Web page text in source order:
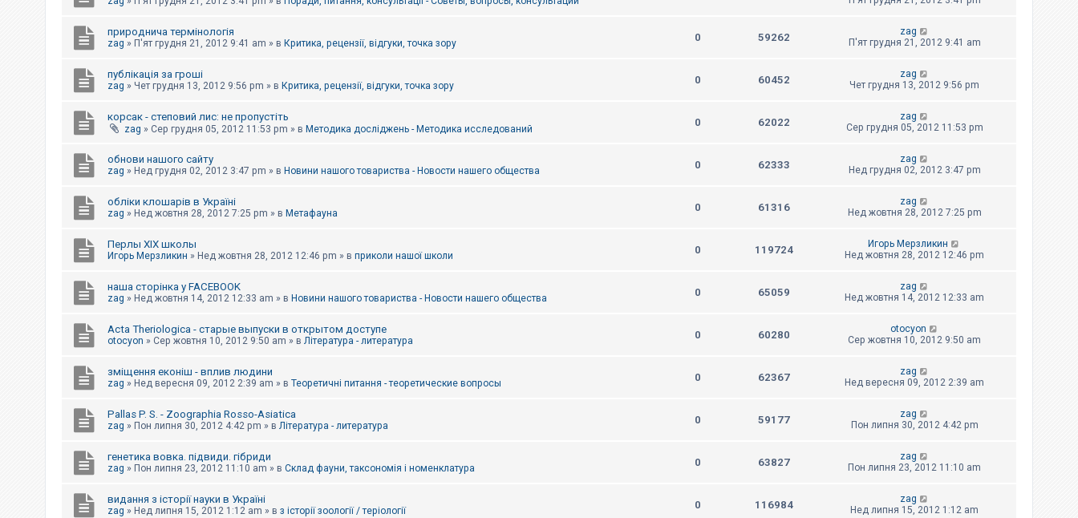
природнича термінологія
zag » П'ят грудня 21, 2012 9:41 am » в Критика, рецензії, відгуки, точка зору 0 59262
zag
П'ят грудня 21, 2012 9:41 am
публікація за гроші
zag » Чет грудня 13, 2012 9:56 pm » в Критика, рецензії, відгуки, точка зору 0 60452
zag
Чет грудня 13, 2012 9:56 pm
корсак - степовий лис: не пропустіть
zag » Сер грудня 05, 2012 11:53 pm » в Методика досліджень - Методика исследований
0 62022
zag
Сер грудня 05, 2012 11:53 pm
обнови нашого сайту
zag » Нед грудня 02, 2012 3:47 pm » в Новини нашого товариства - Новости нашего общества 0 62333
zag
Нед грудня 02, 2012 3:47 pm
обліки клошарів в Україні
zag » Нед жовтня 28, 2012 7:25 pm » в Метафауна 0 61316
zag
Нед жовтня 28, 2012 7:25 pm
Перлы ХІХ школы
Игорь Мерзликин » Нед жовтня 28, 2012 12:46 pm » в приколи нашої школи 0 119724
Игорь Мерзликин
Нед жовтня 28, 2012 12:46 pm
наша сторінка у FACEBOOK
zag » Нед жовтня 14, 2012 12:33 am » в Новини нашого товариства - Новости нашего общества 0 65059
zag
Нед жовтня 14, 2012 12:33 am
Acta Theriologica - старые выпуски в открытом доступе
otocyon » Сер жовтня 10, 2012 9:50 am » в Література - литература 0 60280
otocyon
Сер жовтня 10, 2012 9:50 am
зміщення еконіш - вплив людини
zag » Нед вересня 09, 2012 2:39 am » в Теоретичні питання - теоретические вопросы 0 62367
zag
Нед вересня 09, 2012 2:39 am
Pallas P. S. - Zoographia Rosso-Asiatica
zag » Пон липня 30, 2012 4:42 pm » в Література - литература 0 59177
zag
Пон липня 30, 2012 4:42 pm
генетика вовка. підвиди. гібриди
zag » Пон липня 23, 2012 11:10 am » в Склад фауни, таксономія і номенклатура 0 63827
zag
Пон липня 23, 2012 11:10 am
видання з історії науки в Україні
zag » Нед липня 15, 2012 1:12 am » в з історії зоології / теріології 0 116984
zag
Нед липня 15, 2012 1:12 am